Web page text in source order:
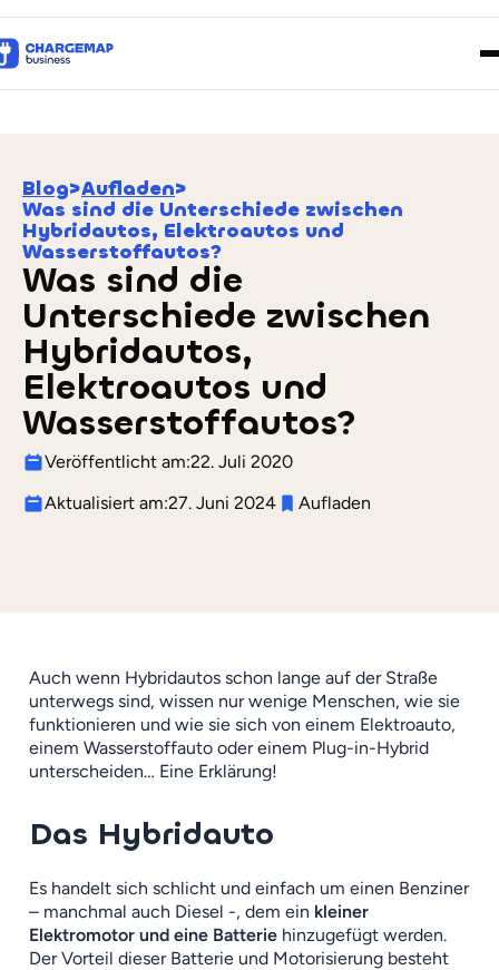
Blog>Aufladen>
Was sind die Unterschiede zwischen
Hybridautos, Elektroautos und
Wasserstoffautos?
Was sind die
Unterschiede zwischen
Hybridautos,
Elektroautos und
Wasserstoffautos?
Veröffentlicht am:22. Juli 2020
Aktualisiert am:27. Juni 2024 Aufladen
Auch wenn Hybridautos schon lange auf der Straße
unterwegs sind, wissen nur wenige Menschen, wie sie
funktionieren und wie sie sich von einem Elektroauto,
einem Wasserstoffauto oder einem Plug-in-Hybrid
unterscheiden… Eine Erklärung!
Das Hybridauto
Es handelt sich schlicht und einfach um einen Benziner
– manchmal auch Diesel -, dem ein kleiner
Elektromotor und eine Batterie hinzugefügt werden.
Der Vorteil dieser Batterie und Motorisierung besteht